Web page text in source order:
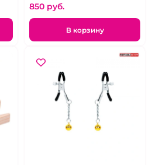
850 pуб.
В корзину